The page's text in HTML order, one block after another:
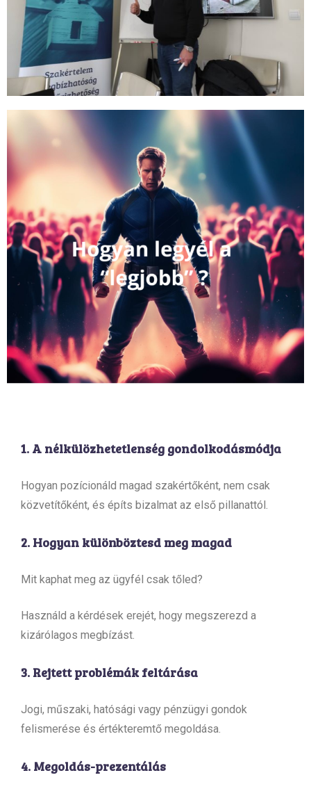
1. A nélkülözhetetlenség gondolkodásmódja
Hogyan pozícionáld magad szakértőként, nem csak
közvetítőként, és építs bizalmat az első pillanattól.
2. Hogyan különböztesd meg magad
Mit kaphat meg az ügyfél csak tőled?
Használd a kérdések erejét, hogy megszerezd a
kizárólagos megbízást.
3. Rejtett problémák feltárása
Jogi, műszaki, hatósági vagy pénzügyi gondok
felismerése és értékteremtő megoldása.
4. Megoldás-prezentálás